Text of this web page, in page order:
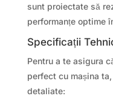
sunt proiectate să
performanțe optime
Specificații
Pentru a te asigura
perfect cu mașina
detaliate: